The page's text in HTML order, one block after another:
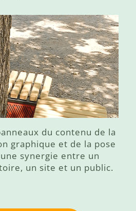
du contenu de la
graphique et de la pose
synergie entre un
un site et un public.